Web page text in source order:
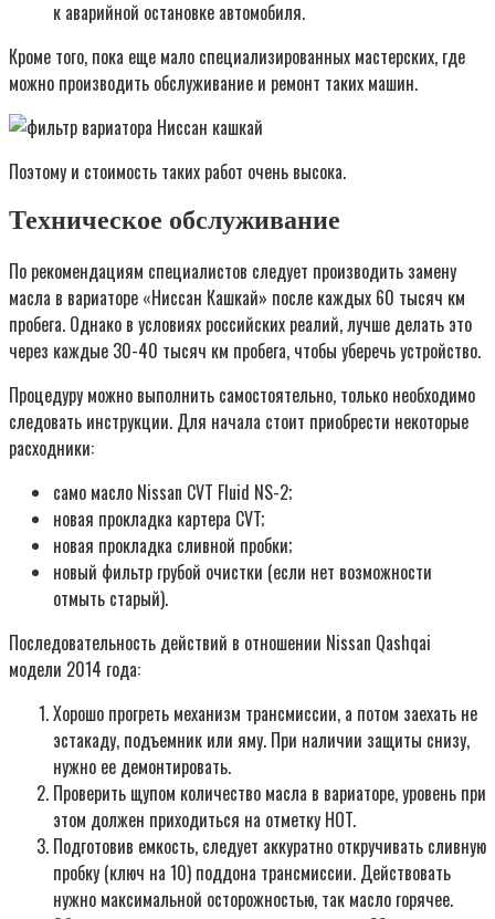
к аварийной остановке автомобиля.
Кроме того, пока еще мало специализированных мастерских, где
можно производить обслуживание и ремонт таких машин.
Поэтому и стоимость таких работ очень высока.
Техническое обслуживание
По рекомендациям специалистов следует производить замену
масла в вариаторе «Ниссан Кашкай» после каждых 60 тысяч км
пробега. Однако в условиях российских реалий, лучше делать это
через каждые 30-40 тысяч км пробега, чтобы уберечь устройство.
Процедуру можно выполнить самостоятельно, только необходимо
следовать инструкции. Для начала стоит приобрести некоторые
расходники:
само масло Nissan CVT Fluid NS-2;
новая прокладка картера CVT;
новая прокладка сливной пробки;
новый фильтр грубой очистки (если нет возможности
отмыть старый).
Последовательность действий в отношении Nissan Qashqai
модели 2014 года:
Хорошо прогреть механизм трансмиссии, а потом заехать не
эстакаду, подъемник или яму. При наличии защиты снизу,
нужно ее демонтировать.
Проверить щупом количество масла в вариаторе, уровень при
этом должен приходиться на отметку HOT.
Подготовив емкость, следует аккуратно откручивать сливную
пробку (ключ на 10) поддона трансмиссии. Действовать
нужно максимальной осторожностью, так масло горячее.